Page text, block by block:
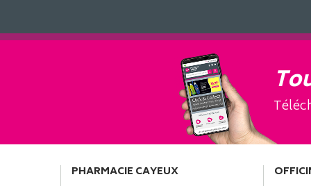
PHARMACIE CAYEUX